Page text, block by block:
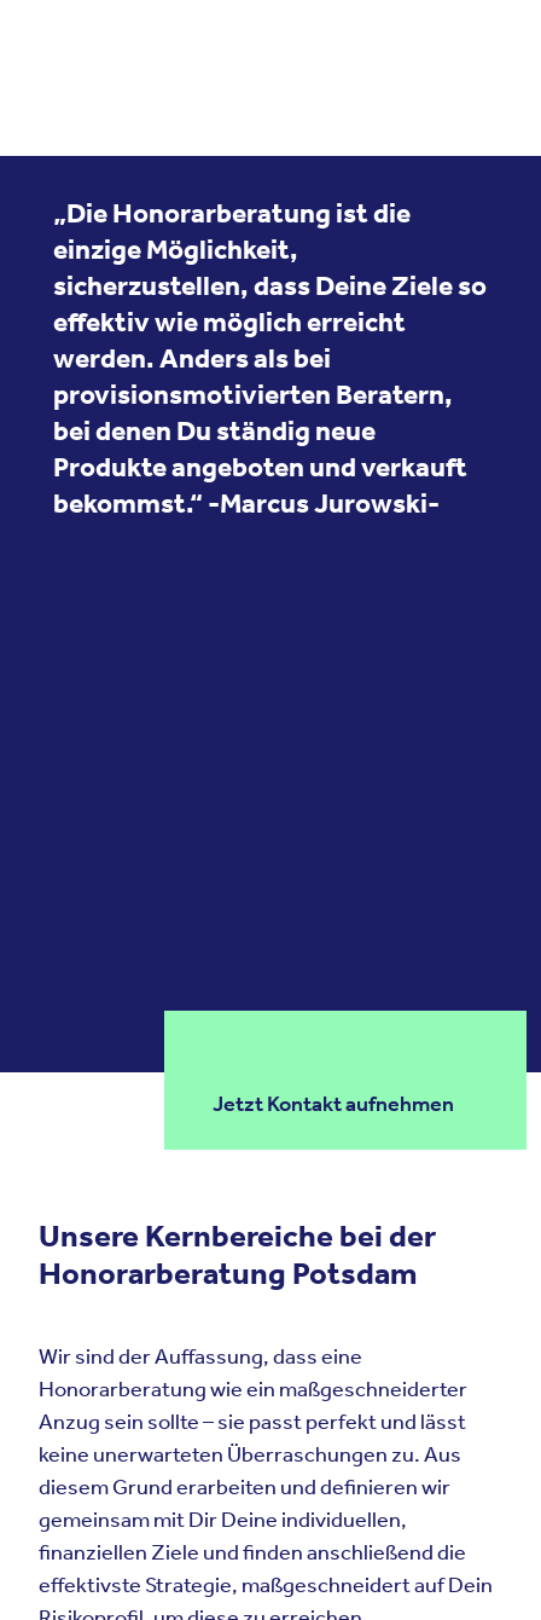
„Die Honorarberatung ist die
einzige Möglichkeit,
sicherzustellen, dass Deine Ziele so
effektiv wie möglich erreicht
werden. Anders als bei
provisionsmotivierten Beratern,
bei denen Du ständig neue
Produkte angeboten und verkauft
bekommst.“ -Marcus Jurowski-
Jetzt Kontakt aufnehmen
Unsere Kernbereiche bei der
Honorarberatung Potsdam
Wir sind der Auffassung, dass eine
Honorarberatung wie ein maßgeschneiderter
Anzug sein sollte – sie passt perfekt und lässt
keine unerwarteten Überraschungen zu. Aus
diesem Grund erarbeiten und definieren wir
gemeinsam mit Dir Deine individuellen,
finanziellen Ziele und finden anschließend die
effektivste Strategie, maßgeschneidert auf Dein